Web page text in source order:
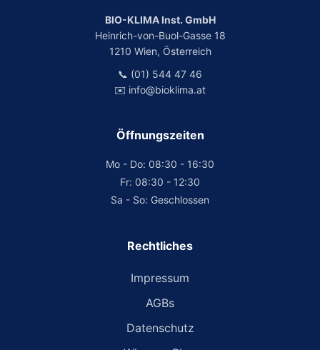
BIO-KLIMA Inst. GmbH
Heinrich-von-Buol-Gasse 18
1210 Wien, Österreich
📞 (01) 544 47 46
✉️ info@bioklima.at
Öffnungszeiten
Mo - Do: 08:30 - 16:30
Fr: 08:30 - 12:30
Sa - So: Geschlossen
Rechtliches
Impressum
AGBs
Datenschutz